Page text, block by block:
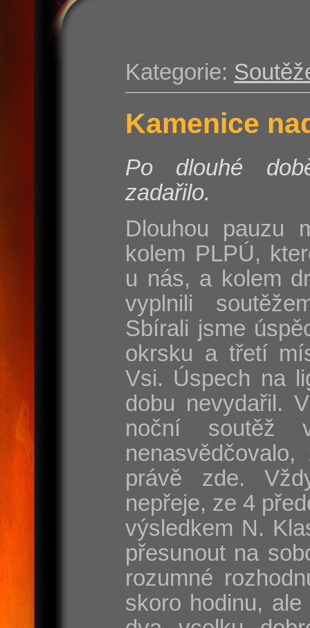
Kategorie:
Kamenice
Po dlouhé
zadařilo.
Dlouhou pauzu
kolem PLPÚ,
u nás, a kolem
vyplnili
Sbírali jsme
okrsku a třetí
Vsi. Úspech na
dobu nevydařil.
noční soutěž
právě zde.
nepřeje, ze 4
výsledkem N.
přesunout na
rozumné
skoro hodinu,